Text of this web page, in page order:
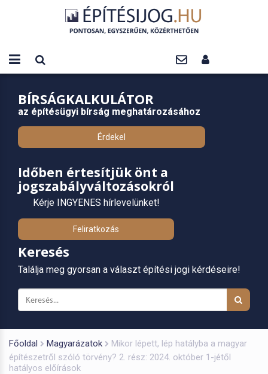
BÍRSÁGKALKULÁTOR
az építésügyi bírság meghatározásához
Érdekel
Időben értesítjük önt a
jogszabályváltozásokról
Kérje INGYENES hírlevelünket!
Feliratkozás
Keresés
Találja meg gyorsan a választ építési jogi kérdéseire!
Főoldal Magyarázatok
Mikor lépett, lép hatályba a magyar
építészetről szóló törvény? 2. rész: 2024. október 1-jétől
hatályos előírások